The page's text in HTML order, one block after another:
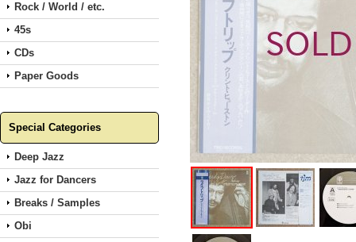
Rock / World / etc.
45s
CDs
Paper Goods
Special Categories
Deep Jazz
Jazz for Dancers
Breaks / Samples
Obi